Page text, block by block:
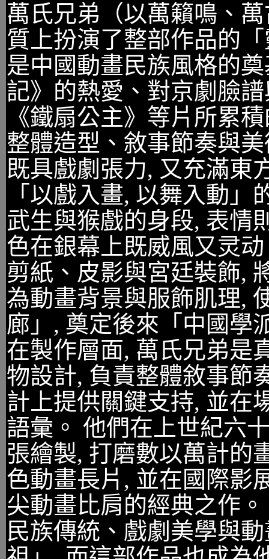
萬氏兄弟（以萬籟鳴、
質上扮演了整部作品的
是中國動畫民族風格的
記》的熱愛、對京劇臉
《鐵扇公主》等片所累
整體造型、敘事節奏與
既具戲劇張力, 又充滿東
「以戲入畫, 以舞入動
武生與猴戲的身段, 表情
色在銀幕上既威風又灵
剪紙、皮影與宮廷裝飾,
為動畫背景與服飾肌理,
廊」, 奠定後來「中國學
在製作層面, 萬氏兄弟是
物設計, 負責整體敘事節
計上提供關鍵支持, 並在
語彙。 他們在上世紀六
張繪製, 打磨數以萬計的
色動畫長片, 並在國際影
尖動畫比肩的經典之作
民族傳統、戲劇美學與